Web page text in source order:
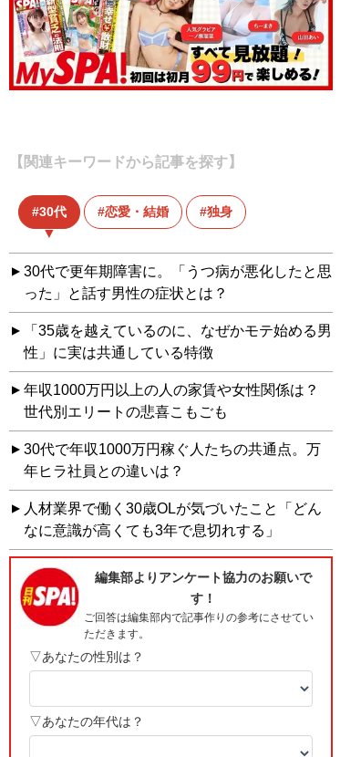
【関連キーワードから記事を探す】
30代 恋愛・結婚 独身
30代で更年期障害に。「うつ病が悪化したと思
った」と話す男性の症状とは？
「35歳を越えているのに、なぜかモテ始める男
性」に実は共通している特徴
年収1000万円以上の人の家賃や女性関係は？
世代別エリートの悲喜こもごも
30代で年収1000万円稼ぐ人たちの共通点。万
年ヒラ社員との違いは？
人材業界で働く30歳OLが気づいたこと「どん
なに意識が高くても3年で息切れする」